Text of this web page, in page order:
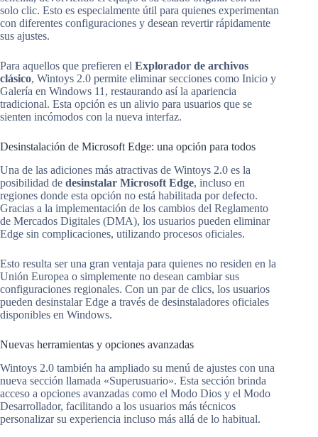
solo clic. Esto es especialmente útil para quienes experimentan
con diferentes configuraciones y desean revertir rápidamente
sus ajustes.
Para aquellos que prefieren el Explorador de archivos
clásico, Wintoys 2.0 permite eliminar secciones como Inicio y
Galería en Windows 11, restaurando así la apariencia
tradicional. Esta opción es un alivio para usuarios que se
sienten incómodos con la nueva interfaz.
Desinstalación de Microsoft Edge: una opción para todos
Una de las adiciones más atractivas de Wintoys 2.0 es la
posibilidad de desinstalar Microsoft Edge, incluso en
regiones donde esta opción no está habilitada por defecto.
Gracias a la implementación de los cambios del Reglamento
de Mercados Digitales (DMA), los usuarios pueden eliminar
Edge sin complicaciones, utilizando procesos oficiales.
Esto resulta ser una gran ventaja para quienes no residen en la
Unión Europea o simplemente no desean cambiar sus
configuraciones regionales. Con un par de clics, los usuarios
pueden desinstalar Edge a través de desinstaladores oficiales
disponibles en Windows.
Nuevas herramientas y opciones avanzadas
Wintoys 2.0 también ha ampliado su menú de ajustes con una
nueva sección llamada «Superusuario». Esta sección brinda
acceso a opciones avanzadas como el Modo Dios y el Modo
Desarrollador, facilitando a los usuarios más técnicos
personalizar su experiencia incluso más allá de lo habitual.